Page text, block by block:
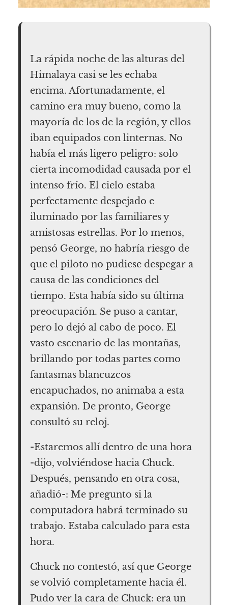
La rápida noche de las alturas del
Himalaya casi se les echaba
encima. Afortunadamente, el
camino era muy bueno, como la
mayoría de los de la región, y ellos
iban equipados con linternas. No
había el más ligero peligro: solo
cierta incomodidad causada por el
intenso frío. El cielo estaba
perfectamente despejado e
iluminado por las familiares y
amistosas estrellas. Por lo menos,
pensó George, no habría riesgo de
que el piloto no pudiese despegar a
causa de las condiciones del
tiempo. Esta había sido su última
preocupación. Se puso a cantar,
pero lo dejó al cabo de poco. El
vasto escenario de las montañas,
brillando por todas partes como
fantasmas blancuzcos
encapuchados, no animaba a esta
expansión. De pronto, George
consultó su reloj.
-Estaremos allí dentro de una hora
-dijo, volviéndose hacia Chuck.
Después, pensando en otra cosa,
añadió-: Me pregunto si la
computadora habrá terminado su
trabajo. Estaba calculado para esta
hora.
Chuck no contestó, así que George
se volvió completamente hacia él.
Pudo ver la cara de Chuck: era un